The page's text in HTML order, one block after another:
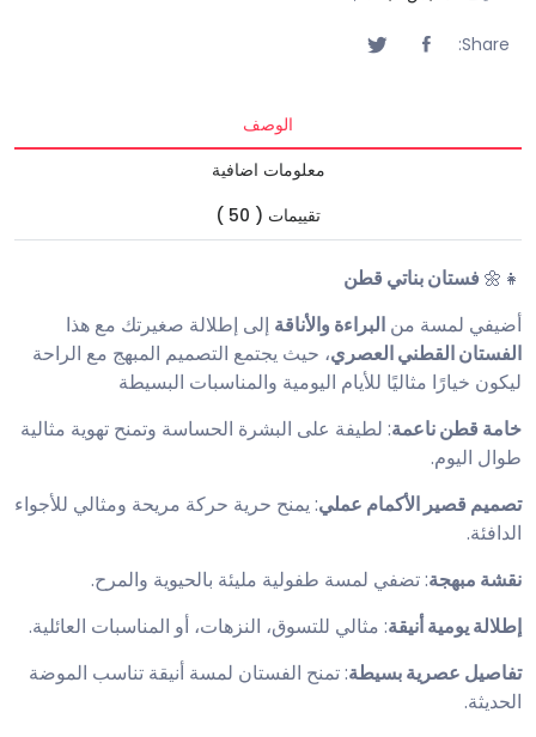
Share:
الوصف
معلومات اضافية
تقييمات ( 50 )
👧🌼 فستان بناتي قطن
أضيفي لمسة من البراءة والأناقة إلى إطلالة صغيرتك مع هذا
الفستان القطني العصري، حيث يجتمع التصميم المبهج مع الراحة
ليكون خيارًا مثاليًا للأيام اليومية والمناسبات البسيطة
خامة قطن ناعمة: لطيفة على البشرة الحساسة وتمنح تهوية مثالية
طوال اليوم.
تصميم قصير الأكمام عملي: يمنح حرية حركة مريحة ومثالي للأجواء
الدافئة.
نقشة مبهجة: تضفي لمسة طفولية مليئة بالحيوية والمرح.
إطلالة يومية أنيقة: مثالي للتسوق، النزهات، أو المناسبات العائلية.
تفاصيل عصرية بسيطة: تمنح الفستان لمسة أنيقة تناسب الموضة
الحديثة.